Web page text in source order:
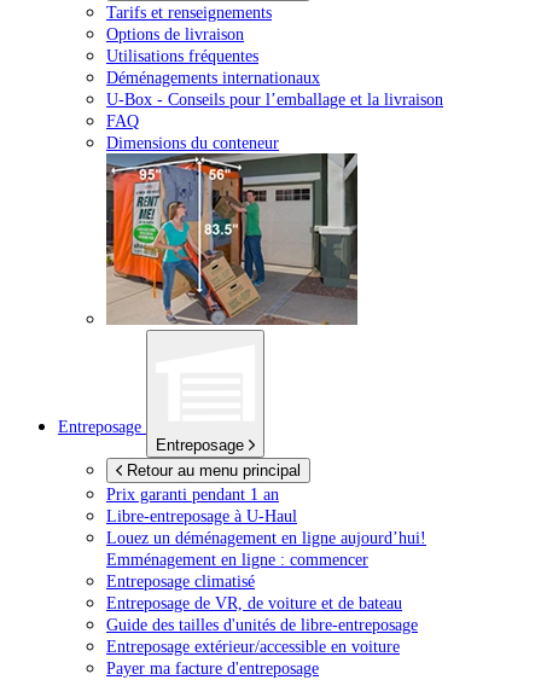
Tarifs et renseignements
Options de livraison
Utilisations fréquentes
Déménagements internationaux
U-Box - Conseils pour l’emballage et la livraison
FAQ
Dimensions du conteneur
Entreposage
Entreposage
Retour au menu principal
Prix garanti pendant 1 an
Libre-entreposage à U-Haul
Louez un déménagement en ligne aujourd’hui!
Emménagement en ligne : commencer
Entreposage climatisé
Entreposage de VR, de voiture et de bateau
Guide des tailles d'unités de libre-entreposage
Entreposage extérieur/accessible en voiture
Payer ma facture d'entreposage